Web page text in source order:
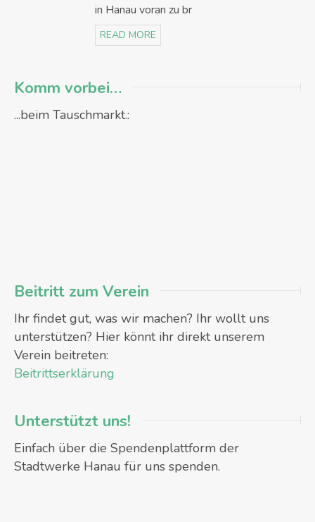
in Hanau voran zu br
READ MORE
Komm vorbei…
...beim Tauschmarkt.:
Beitritt zum Verein
Ihr findet gut, was wir machen? Ihr wollt uns
unterstützen? Hier könnt ihr direkt unserem
Verein beitreten:
Beitrittserklärung
Unterstützt uns!
Einfach über die Spendenplattform der
Stadtwerke Hanau für uns spenden.